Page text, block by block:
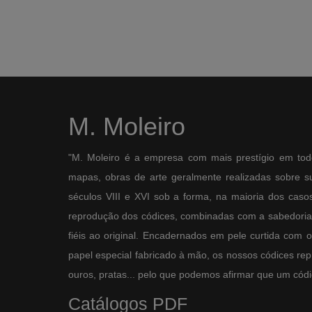
M. Moleiro
"M. Moleiro é a empresa com mais prestígio em
mapas, obras de arte geralmente realizadas sobre
séculos VIII e XVI sob a forma, na maioria dos
reprodução dos códices, combinadas com a
fiéis ao original. Encadernados em pele curtida com
papel especial fabricado à mão, os nossos códices
ouros, pratas... pelo que podemos afirmar que um
Catálogos PDF